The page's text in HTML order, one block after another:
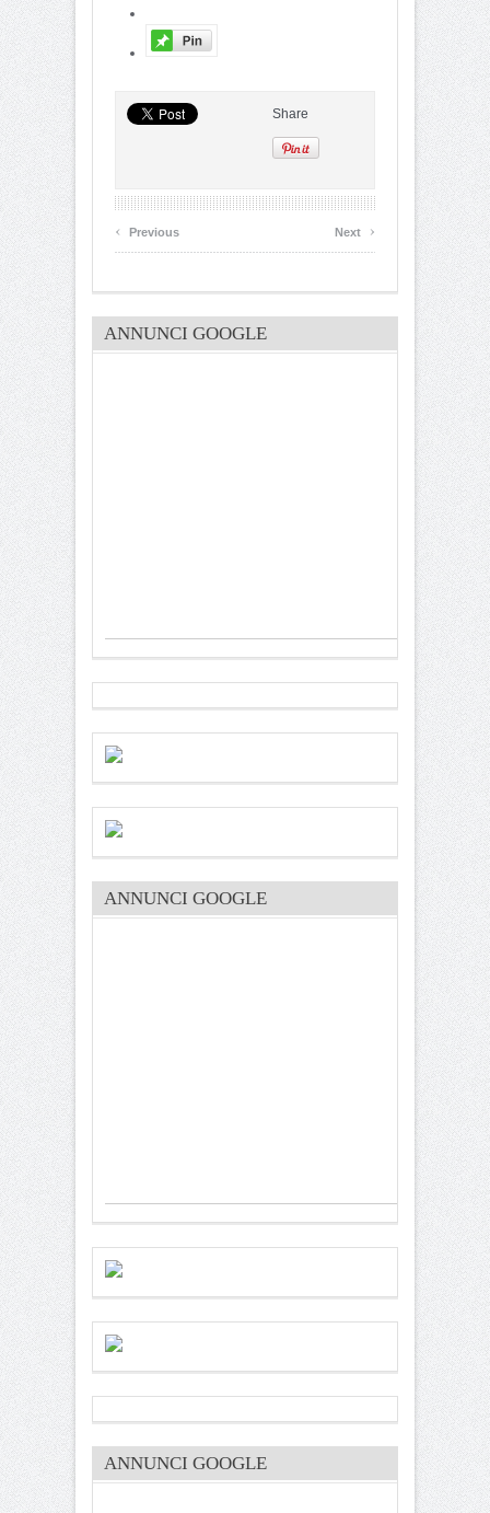
Share
‹ Previous Next ›
ANNUNCI GOOGLE
ANNUNCI GOOGLE
ANNUNCI GOOGLE